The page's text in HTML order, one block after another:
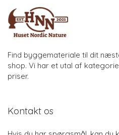
Find byggemateriale til dit
shop. Vi har et utal af
priser.
Kontakt os